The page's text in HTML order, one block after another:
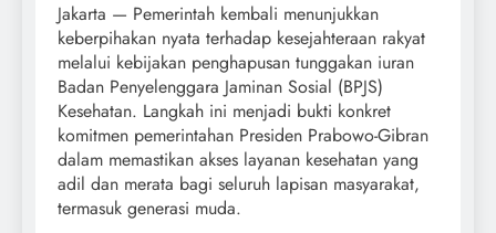
Jakarta — Pemerintah kembali menunjukkan
keberpihakan nyata terhadap kesejahteraan rakyat
melalui kebijakan penghapusan tunggakan iuran
Badan Penyelenggara Jaminan Sosial (BPJS)
Kesehatan. Langkah ini menjadi bukti konkret
komitmen pemerintahan Presiden Prabowo-Gibran
dalam memastikan akses layanan kesehatan yang
adil dan merata bagi seluruh lapisan masyarakat,
termasuk generasi muda.